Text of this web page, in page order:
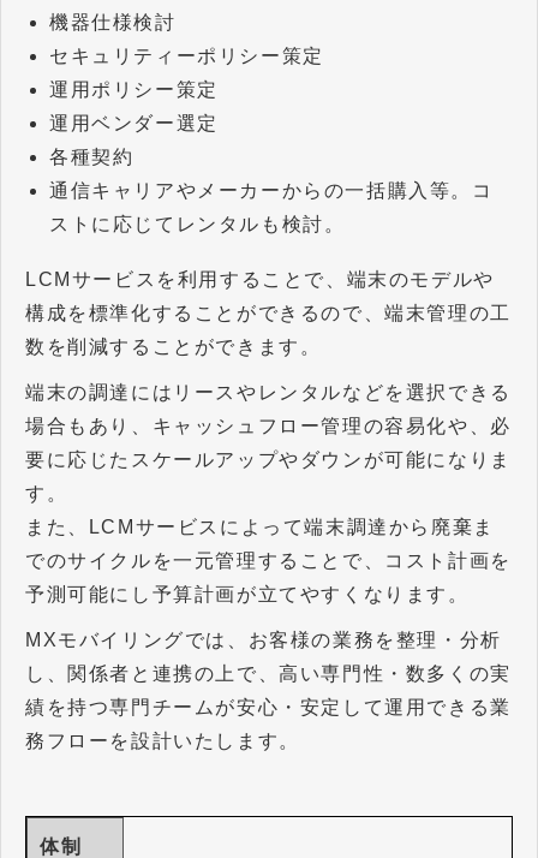
機器仕様検討
セキュリティーポリシー策定
運用ポリシー策定
運用ベンダー選定
各種契約
通信キャリアやメーカーからの一括購入等。コ
ストに応じてレンタルも検討。
LCMサービスを利用することで、端末のモデルや
構成を標準化することができるので、端末管理の工
数を削減することができます。
端末の調達にはリースやレンタルなどを選択できる
場合もあり、キャッシュフロー管理の容易化や、必
要に応じたスケールアップやダウンが可能になりま
す。
また、LCMサービスによって端末調達から廃棄ま
でのサイクルを一元管理することで、コスト計画を
予測可能にし予算計画が立てやすくなります。
MXモバイリングでは、お客様の業務を整理・分析
し、関係者と連携の上で、高い専門性・数多くの実
績を持つ専門チームが安心・安定して運用できる業
務フローを設計いたします。
体制